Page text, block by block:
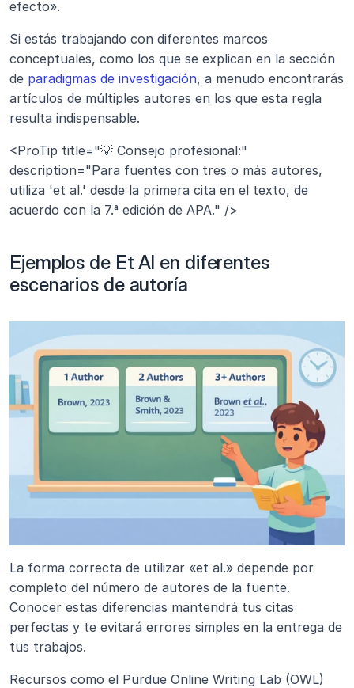
efecto».
Si estás trabajando con diferentes marcos
conceptuales, como los que se explican en la sección
de paradigmas de investigación, a menudo encontrarás
artículos de múltiples autores en los que esta regla
resulta indispensable.
<ProTip title="💡 Consejo profesional:"
description="Para fuentes con tres o más autores,
utiliza 'et al.' desde la primera cita en el texto, de
acuerdo con la 7.ª edición de APA." />
Ejemplos de Et Al en diferentes
escenarios de autoría
La forma correcta de utilizar «et al.» depende por
completo del número de autores de la fuente.
Conocer estas diferencias mantendrá tus citas
perfectas y te evitará errores simples en la entrega de
tus trabajos.
Recursos como el Purdue Online Writing Lab (OWL)